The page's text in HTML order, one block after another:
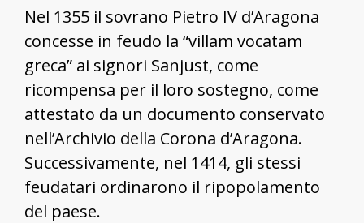
Nel 1355 il sovrano Pietro IV d’Aragona
concesse in feudo la “villam vocatam
greca” ai signori Sanjust, come
ricompensa per il loro sostegno, come
attestato da un documento conservato
nell’Archivio della Corona d’Aragona.
Successivamente, nel 1414, gli stessi
feudatari ordinarono il ripopolamento
del paese.